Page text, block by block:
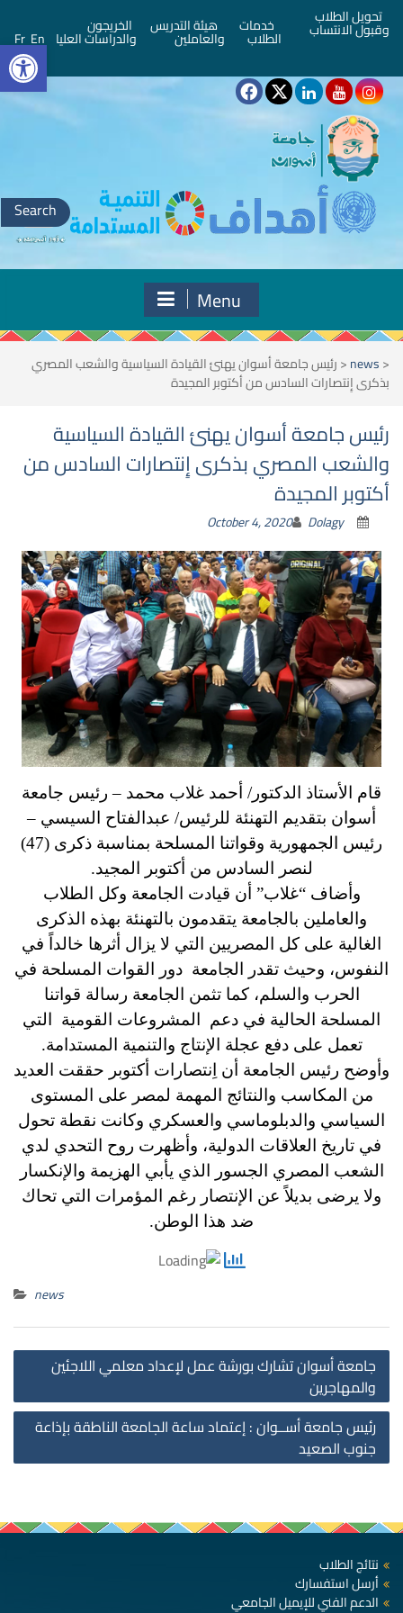
تحويل الطلاب
وقبول الانتساب خدمات
الطلاب
هيئة التدريس
والعاملين
الخريجون
والدراسات العليا En
Fr
Search
for:
Menu
<
news
<رئيس جامعة أسوان يهنئ القيادة السياسية والشعب المصري
بذكرى إِنتصارات السادس من أكتوبر المجيدة
رئيس جامعة أسوان يهنئ القيادة السياسية
والشعب المصري بذكرى إِنتصارات السادس من
أكتوبر المجيدة
October 4, 2020 Dolagy
قام الأستاذ الدكتور/ أحمد غلاب محمد – رئيس جامعة
أسوان بتقديم
التهنئة للرئيس/ عبدالفتاح السيسي –
رئيس الجمهورية وقواتنا المسلحة بمناسبة ذكرى (47)
لنصر السادس من أكتوبر المجيد.
وأضاف “غلاب” أن قيادت الجامعة وكل الطلاب
والعاملين بالجامعة يتقدمون بالتهنئة بهذه الذكرى
الغالية على كل المصريين التي لا يزال أثرها خالداً في
النفوس، وحيث تقدر الجامعة دور القوات المسلحة في
الحرب والسلم، كما تثمن الجامعة رسالة قواتنا
المسلحة الحالية في دعم المشروعات القومية التي
تعمل على دفع عجلة الإنتاج والتنمية المستدامة.
وأوضح رئيس الجامعة أن اِنتصارات أكتوبر حققت العديد
من المكاسب والنتائج المهمة لمصر على المستوى
السياسي والدبلوماسي والعسكري وكانت نقطة تحول
في تاريخ العلاقات الدولية، وأظهرت روح التحدي لدي
الشعب المصري الجسور الذي يأبي الهزيمة والإنكسار
ولا يرضى بديلاً عن الإنتصار رغم المؤمرات التي تحاك
ضد هذا الوطن.
news
جامعة أسوان تشارك بورشة عمل لإعداد معلمي اللاجئين
والمهاجرين
رئيس جامعة أســوان : إعتماد ساعة الجامعة الناطقة بإذاعة
جنوب الصعيد
نتائج الطلاب
أرسل استفسارك
الدعم الفني للإيميل الجامعي